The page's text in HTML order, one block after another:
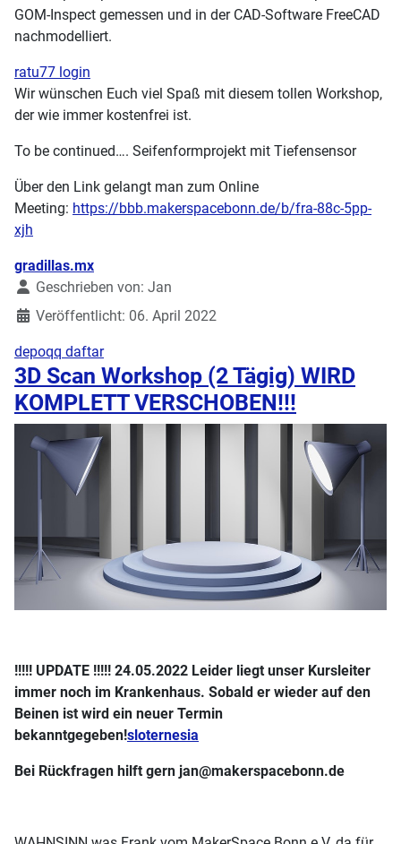
GOM-Inspect gemessen und in der CAD-Software FreeCAD
nachmodelliert.
ratu77 login
Wir wünschen Euch viel Spaß mit diesem tollen Workshop,
der wie immer kostenfrei ist.
To be continued…. Seifenformprojekt mit Tiefensensor
Über den Link gelangt man zum Online
Meeting: https://bbb.makerspacebonn.de/b/fra-88c-5pp-
xjh
Details
gradillas.mx
Geschrieben von: Jan
Veröffentlicht: 06. April 2022
depoqq daftar
3D Scan Workshop (2 Tägig) WIRD
KOMPLETT VERSCHOBEN!!!
!!!!! UPDATE !!!!! 24.05.2022 Leider liegt unser Kursleiter
immer noch im Krankenhaus. Sobald er wieder auf den
Beinen ist wird ein neuer Termin
bekanntgegeben!sloternesia
Bei Rückfragen hilft gern jan@makerspacebonn.de